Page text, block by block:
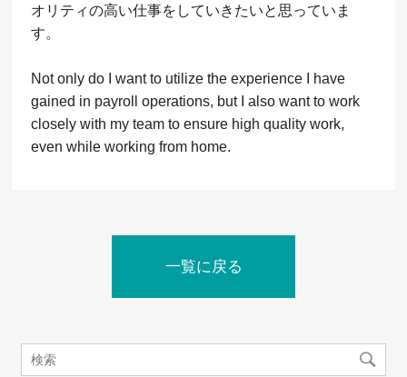
オリティの高い仕事をしていきたいと思っていま
す。
Not only do I want to utilize the experience I have
gained in payroll operations, but I also want to work
closely with my team to ensure high quality work,
even while working from home.
一覧に戻る